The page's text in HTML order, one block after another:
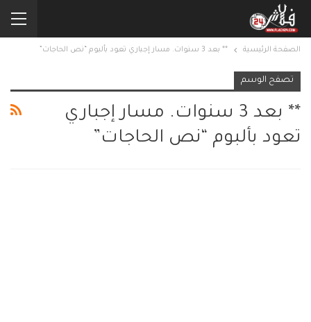
الصفحة الرئيسية ** بعد 3 سنوات. مسار إجباري تعود بألبوم “نص الحاجات”
تصفح الوسم
** بعد 3 سنوات. مسار إجباري
تعود بألبوم “نص الحاجات”